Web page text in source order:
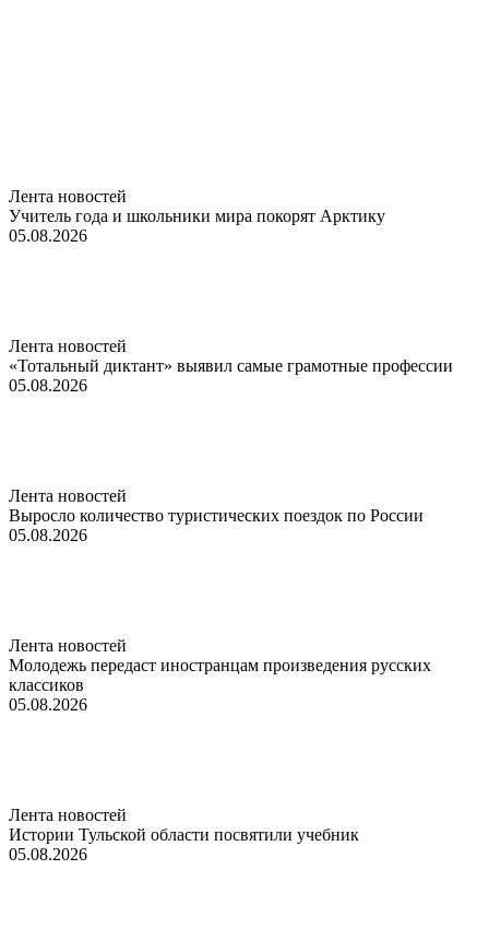
Лента новостей
Учитель года и школьники мира покорят Арктику
05.08.2026
Лента новостей
«Тотальный диктант» выявил самые грамотные профессии
05.08.2026
Лента новостей
Выросло количество туристических поездок по России
05.08.2026
Лента новостей
Молодежь передаст иностранцам произведения русских
классиков
05.08.2026
Лента новостей
Истории Тульской области посвятили учебник
05.08.2026